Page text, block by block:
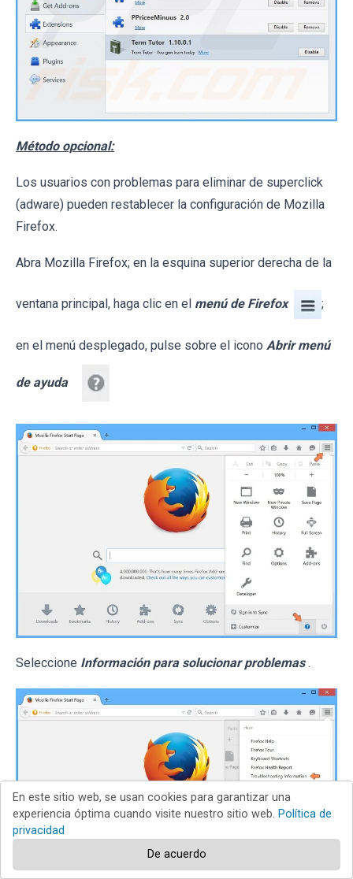
Método opcional:
Los usuarios con problemas para eliminar de superclick
(adware) pueden restablecer la configuración de Mozilla
Firefox.
Abra Mozilla Firefox; en la esquina superior derecha de la
ventana principal, haga clic en el menú de Firefox ;
en el menú desplegado, pulse sobre el icono Abrir menú
de ayuda
Seleccione Información para solucionar problemas .
En este sitio web, se usan cookies para garantizar una
experiencia óptima cuando visite nuestro sitio web. Política de
privacidad
De acuerdo